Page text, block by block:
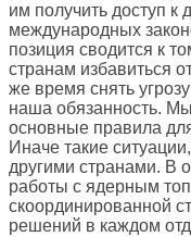
им получить доступ
международных
позиция сводится к
странам избавиться
же время снять
наша обязанность.
основные правила
Иначе такие
другими странами. В
работы с ядерным
скоординированной
решений в каждом